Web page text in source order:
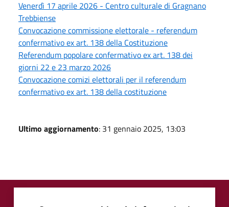
Venerdì 17 aprile 2026 - Centro culturale di Gragnano
Trebbiense
Convocazione commissione elettorale - referendum
confermativo ex art. 138 della Costituzione
Referendum popolare confermativo ex art. 138 dei
giorni 22 e 23 marzo 2026
Convocazione comizi elettorali per il referendum
confermativo ex art. 138 della costituzione
Ultimo aggiornamento: 31 gennaio 2025, 13:03